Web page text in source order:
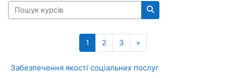
Пошук курсів
Пошук курсів
1 Сторінка 1
2 Сторінка 2
3Сторінка 3
»
Забезпечення якості соціальних послуг